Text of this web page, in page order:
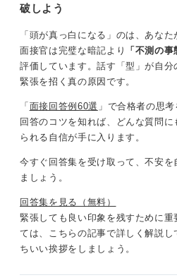
その方法は、月並みかもしれま
る」人にとっては足りないでし
練習してみることをおすすめし
できれば大学のキャリアセンタ
れが難しければ友達でも良いで
何度も練習することが、緊張を
の人生で緊張する場面で人と対
いる傾向があります。練習によ
ことで、面接本番に対処できる
4
破しよう
「頭が真っ白になる」のは、あな
面接官は完璧な暗記より
「不測の
評価しています。話す「型」が自
緊張を招く真の原因です。
「面接回答例60選 」で合格者の思考
回答のコツを知れば、
どんな質問に
られる自信が手に入ります 。
今すぐ回答集を受け取って、不安
ましょう。
回答集を見る（無料）
緊張しても良い印象を残すために
ては、こちらの記事で詳しく解説
ちいい挨拶をしましょう。